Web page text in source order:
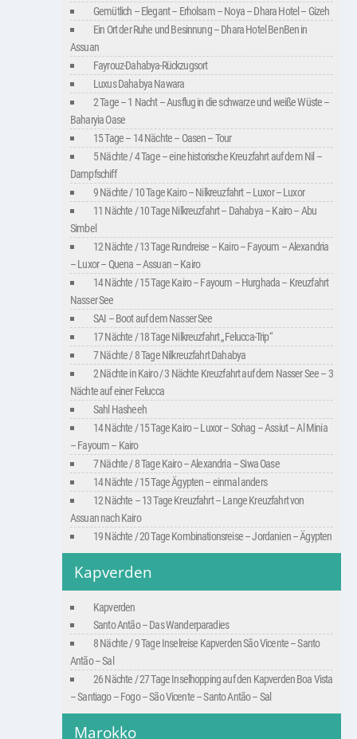
Gemütlich – Elegant – Erholsam – Noya – Dhara Hotel – Gizeh
Ein Ort der Ruhe und Besinnung – Dhara Hotel BenBen in
Assuan
Fayrouz-Dahabya-Rückzugsort
Luxus Dahabya Nawara
2 Tage – 1 Nacht – Ausflug in die schwarze und weiße Wüste –
Baharyia Oase
15 Tage – 14 Nächte – Oasen – Tour
5 Nächte / 4 Tage – eine historische Kreuzfahrt auf dem Nil –
Dampfschiff
9 Nächte / 10 Tage Kairo – Nilkreuzfahrt – Luxor – Luxor
11 Nächte / 10 Tage Nilkreuzfahrt – Dahabya – Kairo – Abu
Simbel
12 Nächte / 13 Tage Rundreise – Kairo – Fayoum – Alexandria
– Luxor – Quena – Assuan – Kairo
14 Nächte / 15 Tage Kairo – Fayoum – Hurghada – Kreuzfahrt
Nasser See
SAI – Boot auf dem Nasser See
17 Nächte / 18 Tage Nilkreuzfahrt „Felucca-Trip“
7 Nächte / 8 Tage Nilkreuzfahrt Dahabya
2 Nächte in Kairo / 3 Nächte Kreuzfahrt auf dem Nasser See – 3
Nächte auf einer Felucca
Sahl Hasheeh
14 Nächte / 15 Tage Kairo – Luxor – Sohag – Assiut – Al Minia
– Fayoum – Kairo
7 Nächte / 8 Tage Kairo – Alexandria – Siwa Oase
14 Nächte / 15 Tage Ägypten – einmal anders
12 Nächte – 13 Tage Kreuzfahrt – Lange Kreuzfahrt von
Assuan nach Kairo
19 Nächte / 20 Tage Kombinationsreise – Jordanien – Ägypten
Kapverden
Kapverden
Santo Antão – Das Wanderparadies
8 Nächte / 9 Tage Inselreise Kapverden São Vicente – Santo
Antão – Sal
26 Nächte / 27 Tage Inselhopping auf den Kapverden Boa Vista
– Santiago – Fogo – São Vicente – Santo Antão – Sal
Marokko